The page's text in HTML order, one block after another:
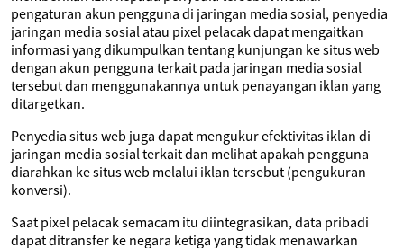
pengaturan akun pengguna di jaringan media sosial, penyedia
jaringan media sosial atau pixel pelacak dapat mengaitkan
informasi yang dikumpulkan tentang kunjungan ke situs web
dengan akun pengguna terkait pada jaringan media sosial
tersebut dan menggunakannya untuk penayangan iklan yang
ditargetkan.
Penyedia situs web juga dapat mengukur efektivitas iklan di
jaringan media sosial terkait dan melihat apakah pengguna
diarahkan ke situs web melalui iklan tersebut (pengukuran
konversi).
Saat pixel pelacak semacam itu diintegrasikan, data pribadi
dapat ditransfer ke negara ketiga yang tidak menawarkan